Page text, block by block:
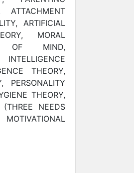
ATTACHMENT
ARTIFICIAL
MORAL
OF MIND,
THEORY,
PERSONALITY
THEORY,
NEEDS